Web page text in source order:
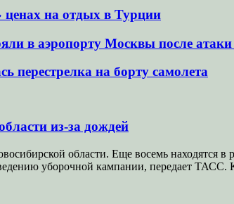
ценах на отдых в Турции
в аэропорту Москвы после
перестрелка на борту самолета
из-за дождей
области. Еще восемь находятся
уборочной кампании, передает